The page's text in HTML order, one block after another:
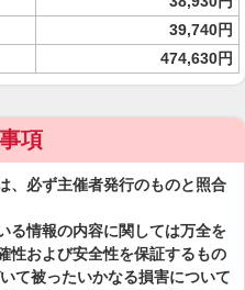
39,740円
474,630円
項
、必ず主催者発行のものと照合
る情報の内容に関しては万全を
性および安全性を保証するもの
て被ったいかなる損害について